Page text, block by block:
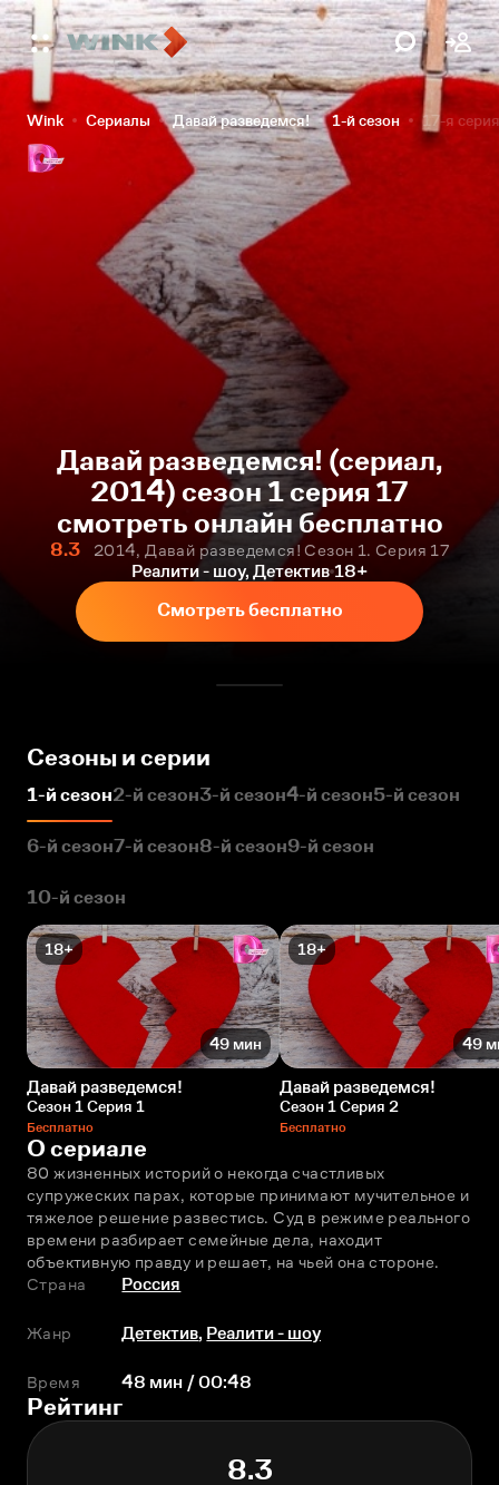
Wink Сериалы Давай разведемся! 1-й сезон 17-я серия
Давай разведемся! (сериал,
2014) сезон 1 серия 17
смотреть онлайн бесплатно
8.3
2014, Давай разведемся! Сезон 1. Серия 17
Реалити - шоу, Детектив 18+
Смотреть бесплатно
Сезоны и серии
1-й сезон2-й сезон3-й сезон4-й сезон5-й сезон
6-й сезон7-й сезон8-й сезон9-й сезон
10-й сезон
18+
49 мин
Давай разведемся!
Сезон 1 Серия 1
Бесплатно
18+
49
Давай разведемся!
Сезон 1 Серия 2
Бесплатно
О сериале
80 жизненных историй о некогда счастливых
супружеских парах, которые принимают мучительное и
тяжелое решение развестись. Суд в режиме реального
времени разбирает семейные дела, находит
объективную правду и решает, на чьей она стороне.
Страна
Россия
Жанр Детектив, Реалити - шоу
Время 48 мин / 00:48
Рейтинг
8.3